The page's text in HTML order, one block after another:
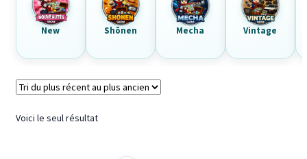
New Shōnen Mecha Vintage
Voici le seul résultat